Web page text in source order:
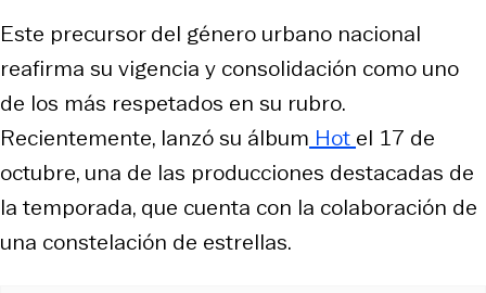
Este precursor del género urbano nacional
reafirma su vigencia y consolidación como uno
de los más respetados en su rubro.
Recientemente, lanzó su álbum Hot el 17 de
octubre, una de las producciones destacadas de
la temporada, que cuenta con la colaboración de
una constelación de estrellas.